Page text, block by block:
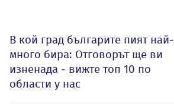
В кой град българите пият най-
много бира: Отговорът ще ви
изненада - вижте топ 10 по
области у нас